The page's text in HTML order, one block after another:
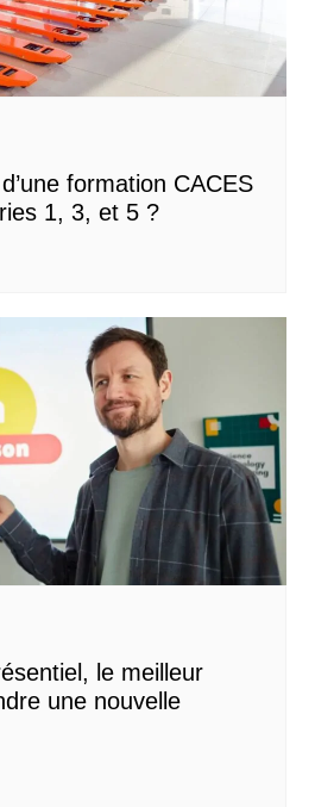
formation CACES
1, 3, et 5 ?
le meilleur
une nouvelle